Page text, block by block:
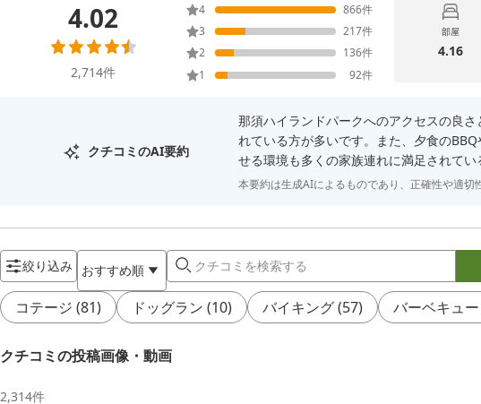
4.02
2,714件
4
866件
3
217件
2
136件
1
92件
部屋
4.16
クチコミのAI要約
那須ハイランドパークへのアクセスの良
れている方が多いです。また、夕食の
せる環境も多くの家族連れに満足されてい
本要約は生成AIによるものであり、正確性や適切
絞り込み おすすめ順
コテージ (81) ドッグラン (10) バイキング(57) バーベキュー
クチコミの投稿画像・動画
2,314件